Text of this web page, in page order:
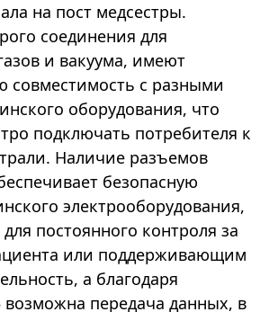
на пост медсестры.
соединения для
и вакуума, имеют
совместимость с разными
оборудования, что
подключать потребителя к
Наличие разъемов
безопасную
электрооборудования,
постоянного контроля за
или поддерживающим
а благодаря
возможна передача данных, в